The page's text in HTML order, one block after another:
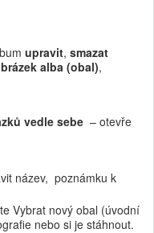
upravit, smazat
alba (obal),
vedle sebe – otevře
název, poznámku k
Vybrat nový obal (úvodní
nebo si je stáhnout.